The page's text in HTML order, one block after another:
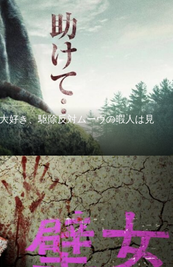
好き、駆除反対ムーヴの暇人は見